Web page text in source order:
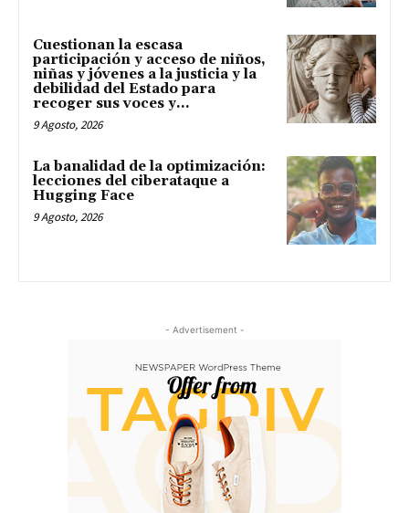
Cuestionan la escasa
participación y acceso de niños,
niñas y jóvenes a la justicia y la
debilidad del Estado para
recoger sus voces y...
9 Agosto, 2026
La banalidad de la optimización:
lecciones del ciberataque a
Hugging Face
9 Agosto, 2026
- Advertisement -